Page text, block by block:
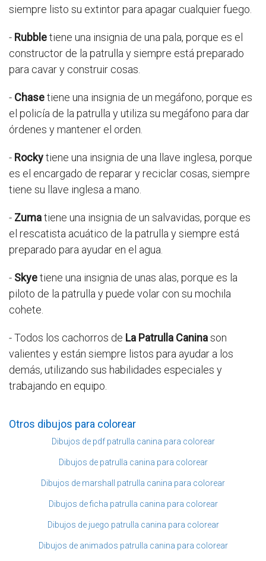
siempre listo su extintor para apagar cualquier fuego.
- Rubbletiene una insignia de una pala, porque es el
constructor de la patrulla y siempre está preparado
para cavar y construir cosas.
- Chasetiene una insignia de un megáfono, porque es
el policía de la patrulla y utiliza su megáfono para dar
órdenes y mantener el orden.
- Rockytiene una insignia de una llave inglesa, porque
es el encargado de reparar y reciclar cosas, siempre
tiene su llave inglesa a mano.
- Zumatiene una insignia de un salvavidas, porque es
el rescatista acuático de la patrulla y siempre está
preparado para ayudar en el agua.
- Skyetiene una insignia de unas alas, porque es la
piloto de la patrulla y puede volar con su mochila
cohete.
- Todos los cachorros de La Patrulla Caninason
valientes y están siempre listos para ayudar a los
demás, utilizando sus habilidades especiales y
trabajando en equipo.
Otros dibujos para colorear
Dibujos de pdf patrulla canina para colorear
Dibujos de patrulla canina para colorear
Dibujos de marshall patrulla canina para colorear
Dibujos de ficha patrulla canina para colorear
Dibujos de juego patrulla canina para colorear
Dibujos de animados patrulla canina para colorear